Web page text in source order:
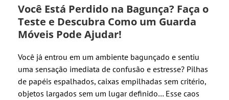
Você Está Perdido na Bagunça? Faça o
Teste e Descubra Como um Guarda
Móveis Pode Ajudar!
Você já entrou em um ambiente bagunçado e sentiu
uma sensação imediata de confusão e estresse? Pilhas
de papéis espalhados, caixas empilhadas sem critério,
objetos largados sem um lugar definido… Esse caos